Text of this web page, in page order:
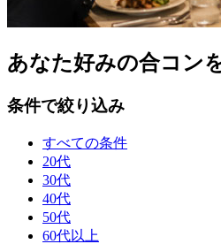
あなた好みの合コン
条件で絞り込み
すべての条件
20代
30代
40代
50代
60代以上